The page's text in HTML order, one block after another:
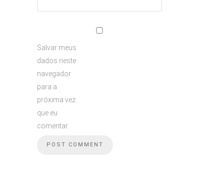
Salvar meus
dados neste
navegador
para a
próxima vez
que eu
comentar.